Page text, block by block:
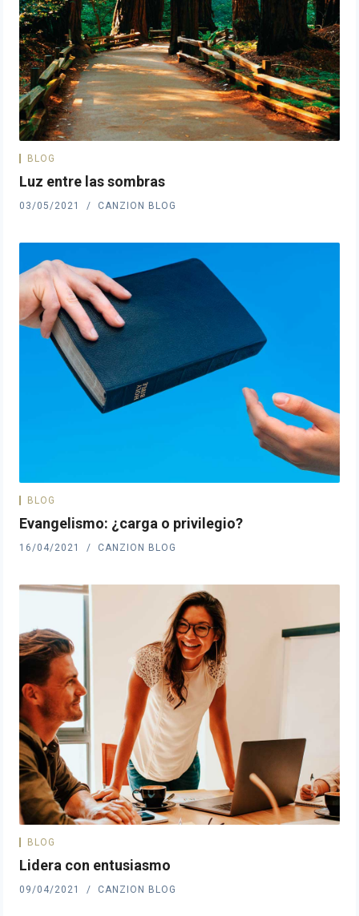
BLOG
Luz entre las sombras
03/05/2021 CANZION BLOG
BLOG
Evangelismo: ¿carga o privilegio?
16/04/2021 CANZION BLOG
BLOG
Lidera con entusiasmo
09/04/2021 CANZION BLOG